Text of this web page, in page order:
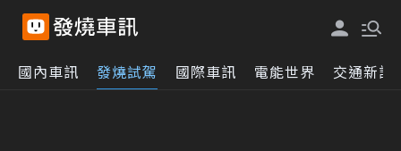
國內車訊 發燒試駕 國際車訊 電能世界 交通新訊